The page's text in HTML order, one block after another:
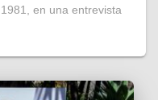
en una entrevista